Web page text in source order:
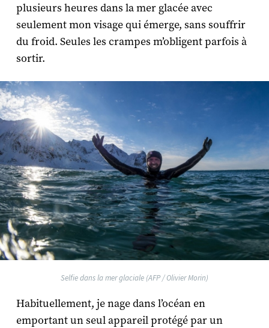
plusieurs heures dans la mer glacée avec
seulement mon visage qui émerge, sans souffrir
du froid. Seules les crampes m’obligent parfois à
sortir.
Selfie dans la mer glaciale (AFP / Olivier Morin)
Habituellement, je nage dans l’océan en
emportant un seul appareil protégé par un